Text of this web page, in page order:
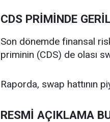
CDS PRİMİNDE
Son dönemde finansal
priminin (CDS) de olası
Raporda, swap hattının
RESMİ AÇIKLAMA